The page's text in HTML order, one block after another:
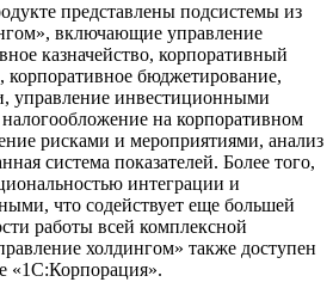
представлены подсистемы из
включающие управление
казначейство, корпоративный
бюджетирование,
управление инвестиционными
на корпоративном
рисками и мероприятиями, анализ
система показателей. Более того,
интеграции и
что содействует еще большей
работы всей комплексной
холдингом» также доступен
«1С:Корпорация».